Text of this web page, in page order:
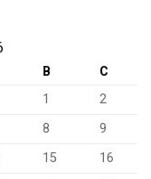
B
C
1
2
8
9
15
16